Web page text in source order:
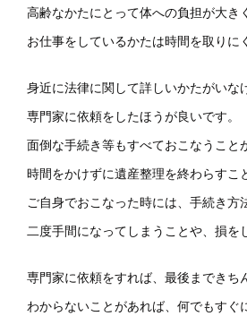
高齢なかたにとって体への負担が大き
お仕事をしているかたは時間を取りに
身近に法律に関して詳しいかたがいな
専門家に依頼をしたほうが良いです。
面倒な手続き等もすべておこなうこと
時間をかけずに遺産整理を終わらすこ
ご自身でおこなった時には、手続き方
二度手間になってしまうことや、損を
専門家に依頼をすれば、最後までき
わからないことがあれば、何でもすぐ